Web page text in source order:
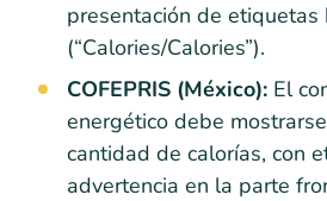
presentación de etiquetas
(“Calories/Calories”).
COFEPRIS (México): El
energético debe
cantidad de calorías, con
advertencia en la parte